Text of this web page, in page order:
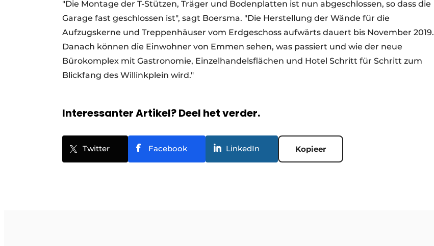
"Die Montage der T-Stützen, Träger und Bodenplatten ist nun abgeschlossen, so dass die
Garage fast geschlossen ist", sagt Boersma. "Die Herstellung der Wände für die
Aufzugskerne und Treppenhäuser vom Erdgeschoss aufwärts dauert bis November 2019.
Danach können die Einwohner von Emmen sehen, was passiert und wie der neue
Bürokomplex mit Gastronomie, Einzelhandelsflächen und Hotel Schritt für Schritt zum
Blickfang des Willinkplein wird."
Interessanter Artikel? Deel het verder.
Twitter Facebook LinkedIn Kopieer